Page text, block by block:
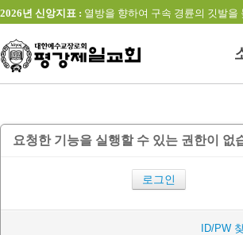
2026년 신앙지표 : 열방을 향하여 구속 경륜의 깃발을
요청한 기능을 실행할 수 있는 권한이 없
로그인
ID/PW